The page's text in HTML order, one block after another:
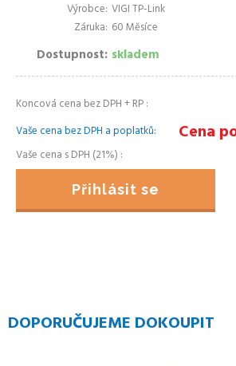
Výrobce VIGI TP-Link
Záruka 60 Měsíce
Dostupnost skladem
Koncová cena bez DPH + RP
Vaše cena bez DPH a poplatků
Cena
Vaše cena s DPH (21%)
Přihlásit se
DOPORUČUJEME DOKOUPIT